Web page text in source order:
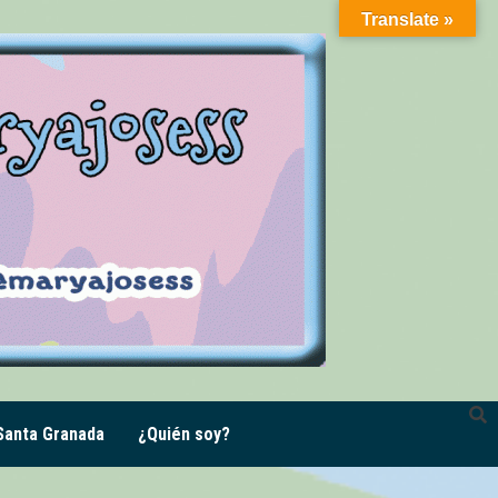
Granada ¿Quién soy?
Translate »